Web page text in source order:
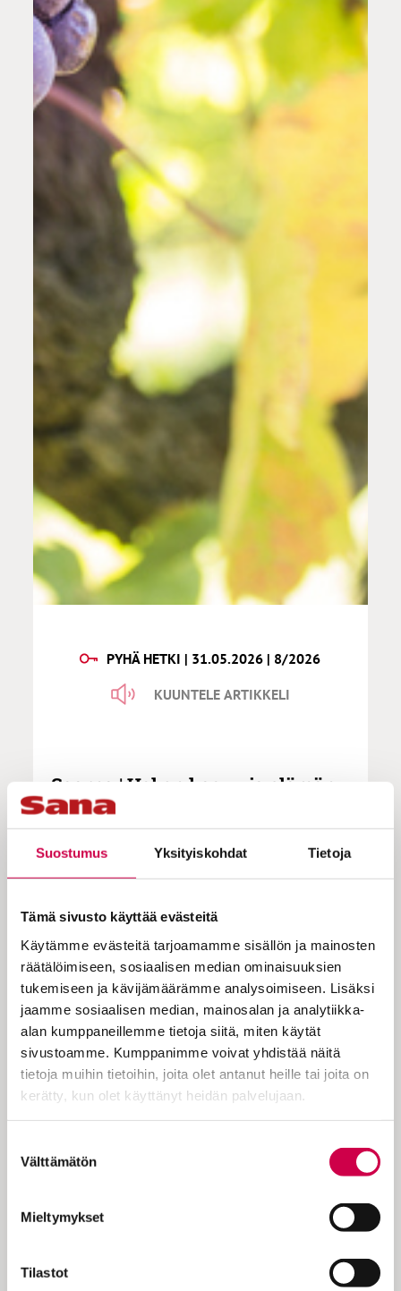
Suostumus Yksityiskohdat Tietoja
Tämä sivusto käyttää evästeitä
Käytämme evästeitä tarjoamamme sisällön ja mainosten
räätälöimiseen, sosiaalisen median ominaisuuksien
tukemiseen ja kävijämäärämme analysoimiseen. Lisäksi
jaamme sosiaalisen median, mainosalan ja analytiikka-
alan kumppaneillemme tietoja siitä, miten käytät
sivustoamme. Kumppanimme voivat yhdistää näitä
tietoja muihin tietoihin, joita olet antanut heille tai joita on
kerätty, kun olet käyttänyt heidän palvelujaan.
valinta
Välttämätön
Mieltymykset
Tilastot
PYHÄ HETKI | 31.05.2026 | 8/2026
KUUNTELE ARTIKKELI
Saarna | Uskon kasvu ja elämän
voima
”Jumalan hoidossa oleminen on
elämänpituinen kasvuprosessi”,
Sinikka Tuori kirjoittaa saarnassaan.
Helluntain jälkeistä sunnuntaita vietetään
Pyhän Kolminaisuuden juhlana.
Pyhäpäivän sanomassa kiteytyy kirkon
opetus Jumalan kolmiyhteisyydestä. Pyhän
Kolminaisuuden päivä on
uskontunnustuksen päivä. Pyhän
kuusi kynttilää. Joh. 15:1–10: Jeesus sanoo: